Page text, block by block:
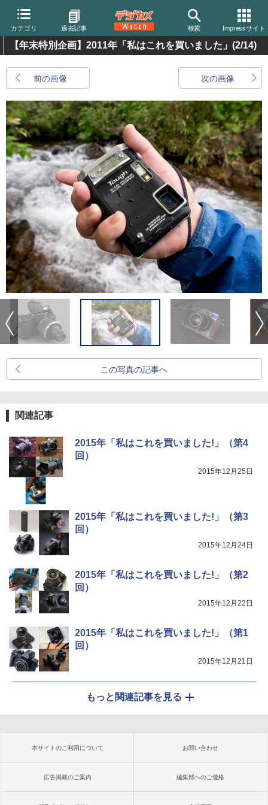
カテゴリ 過去記事 検索 Impressサイト
【年末特別企画】2011年「私はこれを買いました」 (2/14)
前の画像 次の画像
この写真の記事へ
関連記事
2015年「私はこれを買いました!」（第4
回）
2015年12月25日
2015年「私はこれを買いました!」（第3
回）
2015年12月24日
2015年「私はこれを買いました!」（第2
回）
2015年12月22日
2015年「私はこれを買いました!」（第1
回）
2015年12月21日
もっと関連記事を見る
本サイトのご利用について お問い合わせ
広告掲載のご案内 編集部へのご連絡